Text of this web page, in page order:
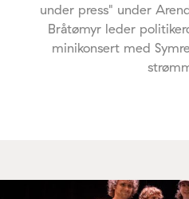
under press" under
Bråtømyr leder
minikonsert med